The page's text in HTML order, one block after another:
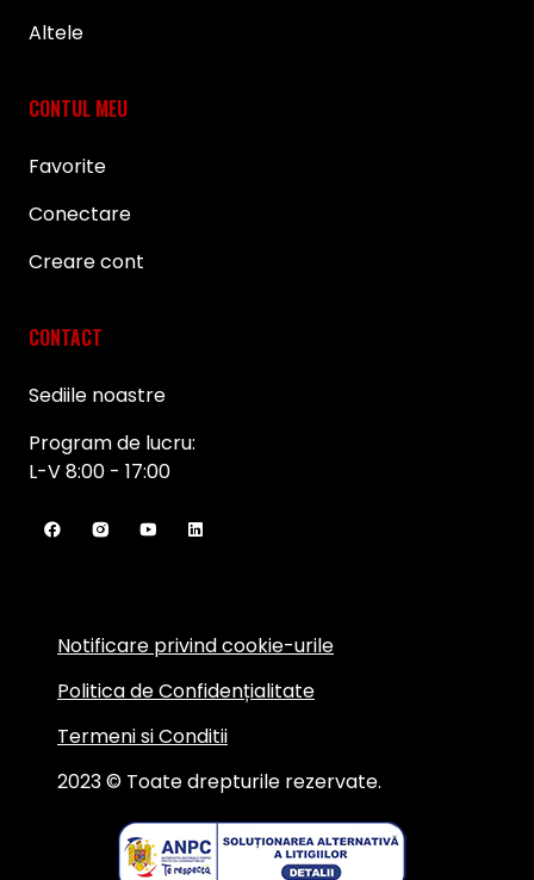
Altele
CONTUL MEU
Favorite
Conectare
Creare cont
CONTACT
Sediile noastre
Program de lucru:
L-V 8:00 - 17:00
2023 © Toate drepturile rezervate.
Notificare privind cookie-urile
Politica de Confidențialitate
Termeni si Conditii